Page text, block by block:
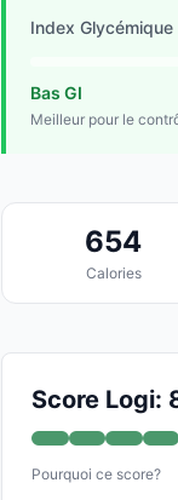
Index Glycémique
Bas GI
Meilleur pour le
654
Calories
Score Logi:
Pourquoi ce score?